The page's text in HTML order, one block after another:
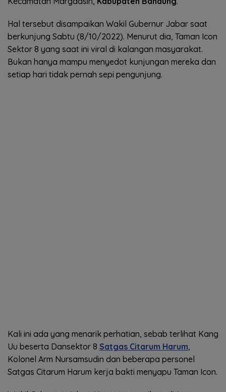
Hal tersebut disampaikan Wakil Gubernur Jabar saat
berkunjung Sabtu (8/10/2022). Menurut dia, Taman Icon
Sektor 8 yang saat ini viral di kalangan masyarakat.
Bukan hanya mampu menyedot kunjungan mereka dan
setiap hari tidak pernah sepi pengunjung.
Kali ini ada yang menarik perhatian, sebab terlihat Kang
Uu beserta Dansektor 8 Satgas Citarum Harum
Kolonel Arm Nursamsudin dan beberapa personel
Satgas Citarum Harum kerja bakti menyapu Taman Icon.